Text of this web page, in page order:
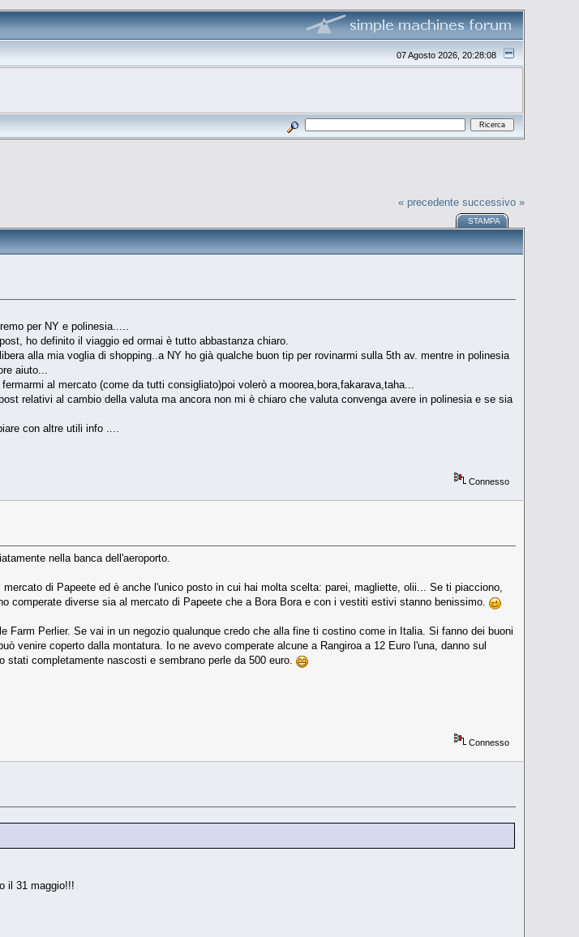
07 Agosto 2026, 20:28:08
« precedente successivo »
STAMPA
per NY e polinesia.....
ho definito il viaggio ed ormai è tutto abbastanza chiaro.
alla mia voglia di shopping..a NY ho già qualche buon tip per rovinarmi sulla 5th av. mentre in polinesia
aiuto...
al mercato (come da tutti consigliato)poi volerò a moorea,bora,fakarava,taha...
relativi al cambio della valuta ma ancora non mi è chiaro che valuta convenga avere in polinesia e se sia
con altre utili info ....
Connesso
nella banca dell'aeroporto.
di Papeete ed è anche l'unico posto in cui hai molta scelta: parei, magliette, olii... Se ti piacciono,
comperate diverse sia al mercato di Papeete che a Bora Bora e con i vestiti estivi stanno benissimo.
Farm Perlier. Se vai in un negozio qualunque credo che alla fine ti costino come in Italia. Si fanno dei buoni
venire coperto dalla montatura. Io ne avevo comperate alcune a Rangiroa a 12 Euro l'una, danno sul
completamente nascosti e sembrano perle da 500 euro.
Connesso
il 31 maggio!!!